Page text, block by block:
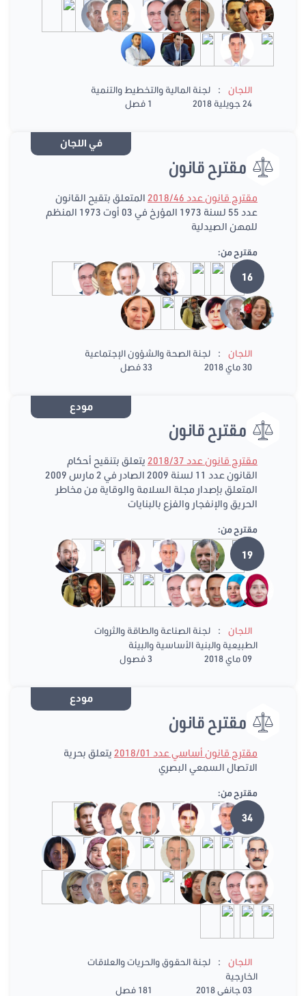
اللجان :
لجنة المالية والتخطيط والتنمية
24 جويلية 2018
1 فصل
في اللجان
مقترح قانون
مقترح قانون عدد 2018/46
المتعلق بتقيح القانون
عدد 55 لسنة 1973 المؤرخ في 03 أوت 1973 المنظم
للمهن الصيدلية
مقترح من:
16
اللجان :
لجنة الصحة والشؤون الإجتماعية
30 ماي 2018
33 فصل
مودع
مقترح قانون
مقترح قانون عدد 2018/37
يتعلق بتنقيح أحكام
القانون عدد 11 لسنة 2009 الصادر في 2 مارس 2009
المتعلق بإصدار مجلة السلامة والوقاية من مخاطر
الحريق والإنفجار والفزع بالبنايات
مقترح من:
19
اللجان :
لجنة الصناعة والطاقة والثروات
الطبيعية والبنية الأساسية والبيئة
09 ماي 2018
3 فصول
مودع
مقترح قانون
مقترح قانون أساسي عدد 2018/01
يتعلق بحرية
الاتصال السمعي البصري
مقترح من:
34
اللجان :
لجنة الحقوق والحريات والعلاقات
الخارجية
03 جانفي 2018
181 فصل